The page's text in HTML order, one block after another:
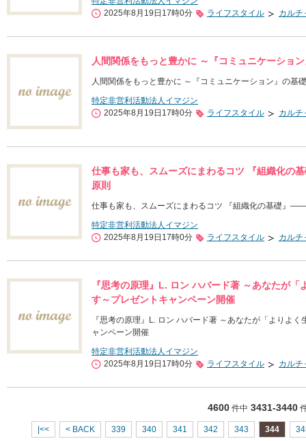
2025年8月19日17時0分
ライフスタイル カルチ
人間関係をもっと豊かに ～『コミュニケーショ
人間関係をもっと豊かに ～『コミュニケーション』の基
特定非営利活動法人イマジン
2025年8月19日17時0分
ライフスタイル カルチ
仕事も家も、スムーズにまわるコツ 『組織化の
原則
仕事も家も、スムーズにまわるコツ 『組織化の基礎』
特定非営利活動法人イマジン
2025年8月19日17時0分
ライフスタイル カルチ
『思考の原理』L. ロン ハバード著 ～あなたが
す～プレゼントキャンペーン開催
『思考の原理』L. ロン ハバード著 ～あなたが「よりよ
ャンペーン開催
特定非営利活動法人イマジン
2025年8月19日17時0分
ライフスタイル カルチ
4600件中 3431-3440
|<< < BACK 339 340 341 342 343 344